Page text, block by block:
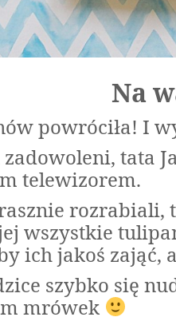
Na
powróciła! I
tata
telewizorem.
rozrabiali,
wszystkie
ich jakoś zająć,
szybko się
mrówek